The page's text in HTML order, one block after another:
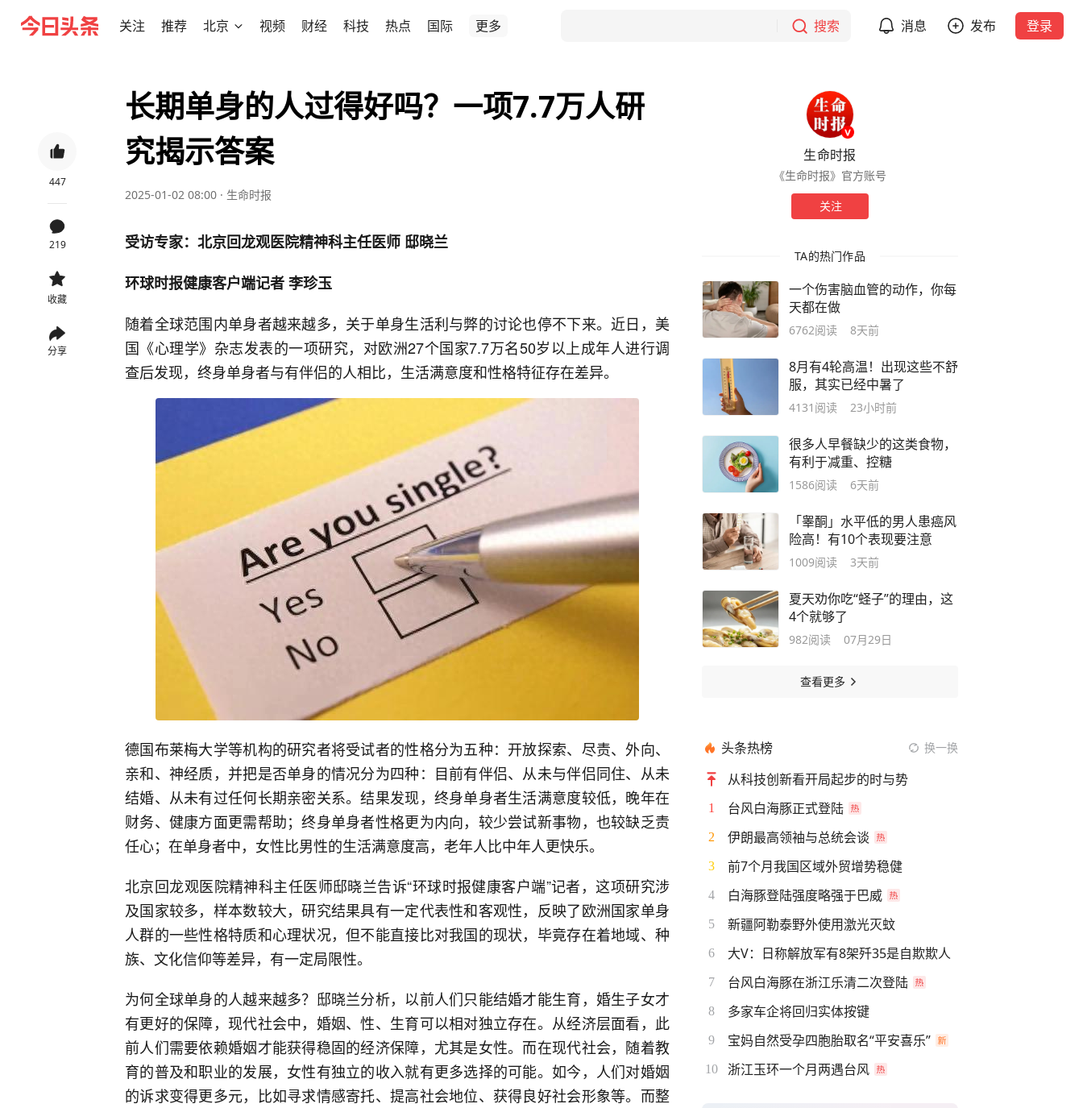
关注 推荐 北京 视频 财经 科技 热点 国际 更多 搜索 消息 发布 登录
447
219
收藏
分享
长期单身的人过得好吗？一项7.7万人研
究揭示答案
2025-01-02 08:00 · 生命时报
受访专家：北京回龙观医院精神科主任医师 邸晓兰
环球时报健康客户端记者 李珍玉
随着全球范围内单身者越来越多，关于单身生活利与弊的讨论也停不下来。近日，美
国《心理学》杂志发表的一项研究，对欧洲27个国家7.7万名50岁以上成年人进行调
查后发现，终身单身者与有伴侣的人相比，生活满意度和性格特征存在差异。
德国布莱梅大学等机构的研究者将受试者的性格分为五种：开放探索、尽责、外向、
亲和、神经质，并把是否单身的情况分为四种：目前有伴侣、从未与伴侣同住、从未
结婚、从未有过任何长期亲密关系。结果发现，终身单身者生活满意度较低，晚年在
财务、健康方面更需帮助；终身单身者性格更为内向，较少尝试新事物，也较缺乏责
任心；在单身者中，女性比男性的生活满意度高，老年人比中年人更快乐。
北京回龙观医院精神科主任医师邸晓兰告诉“环球时报健康客户端”记者，这项研究涉
及国家较多，样本数较大，研究结果具有一定代表性和客观性，反映了欧洲国家单身
人群的一些性格特质和心理状况，但不能直接比对我国的现状，毕竟存在着地域、种
族、文化信仰等差异，有一定局限性。
为何全球单身的人越来越多？邸晓兰分析，以前人们只能结婚才能生育，婚生子女才
有更好的保障，现代社会中，婚姻、性、生育可以相对独立存在。从经济层面看，此
前人们需要依赖婚姻才能获得稳固的经济保障，尤其是女性。而在现代社会，随着教
育的普及和职业的发展，女性有独立的收入就有更多选择的可能。如今，人们对婚姻
的诉求变得更多元，比如寻求情感寄托、提高社会地位、获得良好社会形象等。而整
生命时报
《生命时报》官方账号
关注
TA的热门作品
一个伤害脑血管的动作，你每
天都在做
6762阅读 8天前
8月有4轮高温！出现这些不舒
服，其实已经中暑了
4131 阅读 23小时前
很多人早餐缺少的这类食物，
有利于减重、控糖
1586阅读 6天前
「睾酮」水平低的男人患癌风
险高！有10个表现要注意
1009阅读 3天前
夏天劝你吃“蛏子”的理由，这
4个就够了
982阅读 07月29日
查看更多
头条热榜 换一换
从科技创新看开局起步的时与势
1 台风白海豚正式登陆
2 伊朗最高领袖与总统会谈
3 前7个月我国区域外贸增势稳健
4 白海豚登陆强度略强于巴威
5 新疆阿勒泰野外使用激光灭蚊
6 大V：日称解放军有8架歼35是自欺欺人
7 台风白海豚在浙江乐清二次登陆
8 多家车企将回归实体按键
9 宝妈自然受孕四胞胎取名“平安喜乐”
10 浙江玉环一个月两遇台风